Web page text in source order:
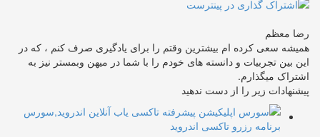
رضا معظم
همیشه سعی کرده ام بیشترین وقتم را برای یادگیری صرف کنم ، که در
این بین تجربیات و دانسته های خودم را با شما در میهن وبمستر نیز به
اشتراک میگذارم.
پیشنهادات زیر را از دست ندهید